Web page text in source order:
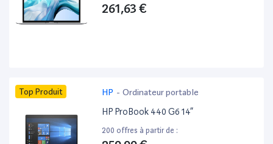
261,63 €
Top Produit HP - Ordinateur portable
HP ProBook 440 G6 14”
200 offres à partir de :